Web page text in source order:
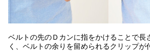
ベルトの先のＤカンに指をかけることで長
く、ベルトの余りを留められるクリップが